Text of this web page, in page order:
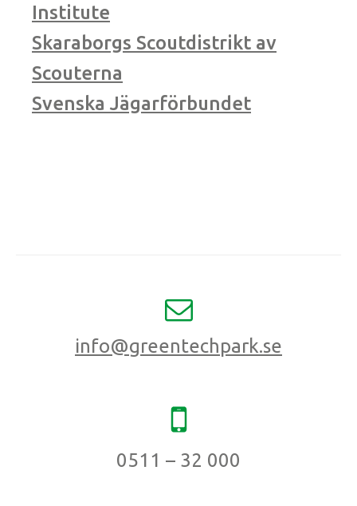
Institute
Skaraborgs Scoutdistrikt av
Scouterna
Svenska Jägarförbundet
info@greentechpark.se
0511 – 32 000